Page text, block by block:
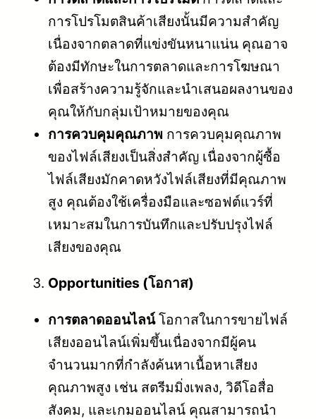
การโปรโมตสินค้าเสียงนั้นมีความสำคัญ
เนื่องจากตลาดที่แข่งขันหนาแน่น คุณอาจ
ต้องมีทักษะในการตลาดและการโฆษณา
เพื่อสร้างความรู้จักและนำเสนอผลงานของ
คุณให้กับกลุ่มเป้าหมายของคุณ
การควบคุมคุณภาพ การควบคุมคุณภาพ
ของไฟล์เสียงเป็นสิ่งสำคัญ เนื่องจากผู้ซื้อ
ไฟล์เสียงมักคาดหวังไฟล์เสียงที่มีคุณภาพ
สูง คุณต้องใช้เครื่องมือและซอฟต์แวร์ที่
เหมาะสมในการบันทึกและปรับปรุงไฟล์
เสียงของคุณ
Opportunities (โอกาส)
การตลาดออนไลน์โอกาสในการขายไฟล์
เสียงออนไลน์เพิ่มขึ้นเนื่องจากมีผู้คน
จำนวนมากที่กำลังค้นหาเนื้อหาเสียง
คุณภาพสูง เช่น สตรีมมิ่งเพลง, วิดีโอสื่อ
สังคม, และเกมออนไลน์ คุณสามารถนำ